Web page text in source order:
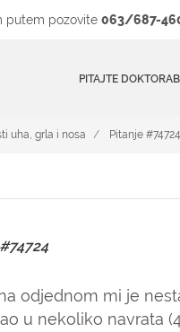
putem pozovite 063/687-
PITAJTE DOKTORA
uha, grla i nosa Pitanje #74724
odjednom mi je
u nekoliko navrata